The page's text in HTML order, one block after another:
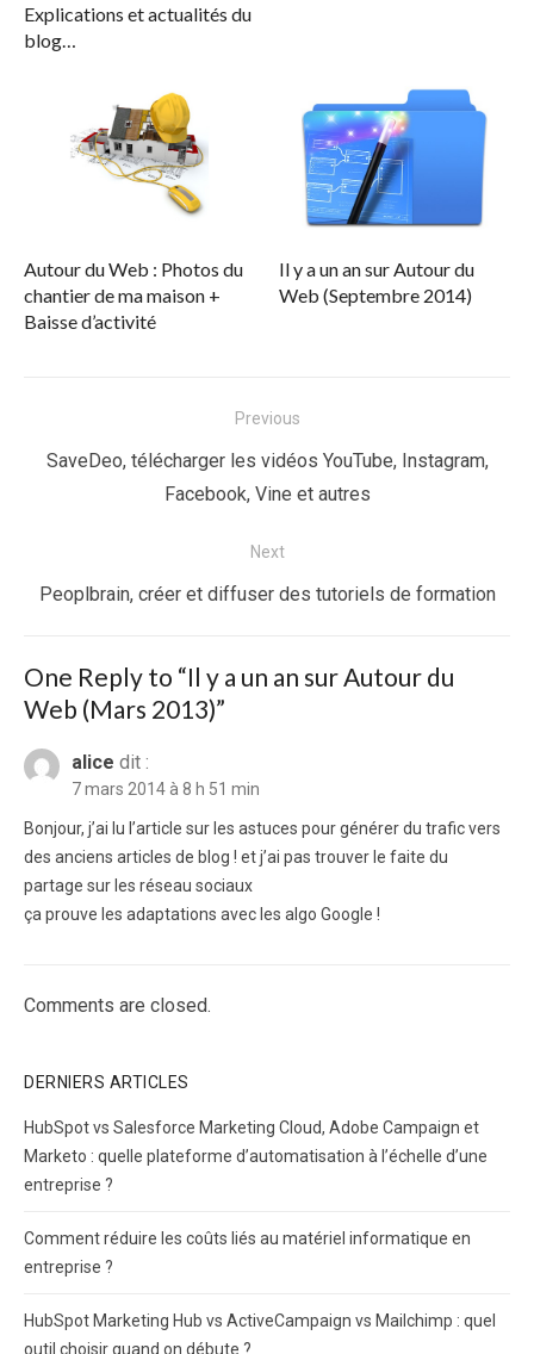
Explications et actualités du
blog…
Autour du Web : Photos du
chantier de ma maison +
Baisse d’activité
Il y a un an sur Autour du
Web (Septembre 2014)
de
Previous
Previous
SaveDeo, télécharger les vidéos YouTube, Instagram,
Facebook, Vine et autres
Next
Next
Peoplbrain, créer et diffuser des tutoriels de formation
One Reply to “Il y a un an sur Autour du
Web (Mars 2013)”
alice dit :
7 mars 2014 à 8 h 51 min
Bonjour, j’ai lu l’article sur les astuces pour générer du trafic vers
des anciens articles de blog ! et j’ai pas trouver le faite du
partage sur les réseau sociaux
ça prouve les adaptations avec les algo Google !
Comments are closed.
DERNIERS ARTICLES
HubSpot vs Salesforce Marketing Cloud, Adobe Campaign et
Marketo : quelle plateforme d’automatisation à l’échelle d’une
entreprise ?
Comment réduire les coûts liés au matériel informatique en
entreprise ?
HubSpot Marketing Hub vs ActiveCampaign vs Mailchimp : quel
outil choisir quand on débute ?